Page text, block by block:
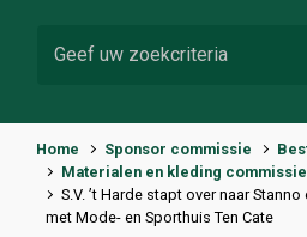
Home Sponsor commissie
Materialen en kleding commissie
S.V. ’t Harde stapt over naar
met Mode- en Sporthuis Ten Cate